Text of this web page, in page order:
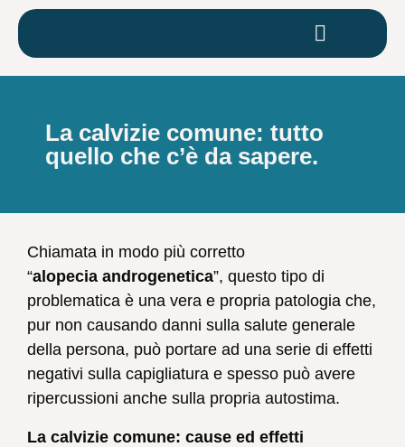
La calvizie comune: tutto
quello che c’è da sapere.
Chiamata in modo più corretto
“alopecia androgenetica”, questo tipo di
problematica è una vera e propria patologia che,
pur non causando danni sulla salute generale
della persona, può portare ad una serie di effetti
negativi sulla capigliatura e spesso può avere
ripercussioni anche sulla propria autostima.
La calvizie comune: cause ed effetti